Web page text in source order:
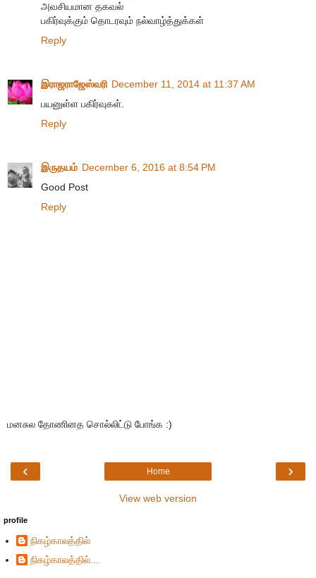
அவசியமான தகவல்
பகிர்வுக்கும் தொடரவும் நல்வாழ்த்துக்கள்
Reply
இராஜராஜேஸ்வரி December 11, 2014 at 11:37 AM
பயனுள்ள பகிர்வுகள்.
Reply
இருதயம் December 6, 2016 at 8:54 PM
Good Post
Reply
மனசுல தோணினத சொல்லிட்டு போங்க :)
‹ ›
Home
View web version
profile
நிகழ்காலத்தில்
நிகழ்காலத்தில்...